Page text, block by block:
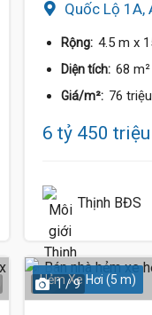
Quốc Lộ 1A,
Rộng: 4.5 m x
Diện tích: 68 m²
Giá/m²: 76
6 tỷ 450 triệu
Thịnh BĐS
Hẻm Xe Hơi (5 m)
1 / 9